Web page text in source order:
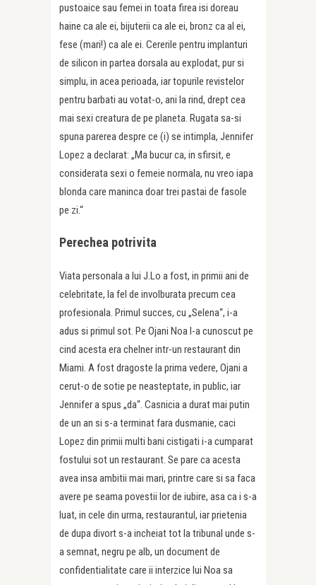
pustoaice sau femei in toata firea isi doreau
haine ca ale ei, bijuterii ca ale ei, bronz ca al ei,
fese (mari!) ca ale ei. Cererile pentru implanturi
de silicon in partea dorsala au explodat, pur si
simplu, in acea perioada, iar topurile revistelor
pentru barbati au votat-o, ani la rind, drept cea
mai sexi creatura de pe planeta. Rugata sa-si
spuna parerea despre ce (i) se intimpla, Jennifer
Lopez a declarat: „Ma bucur ca, in sfirsit, e
considerata sexi o femeie normala, nu vreo iapa
blonda care maninca doar trei pastai de fasole
pe zi.“
Perechea potrivita
Viata personala a lui J.Lo a fost, in primii ani de
celebritate, la fel de involburata precum cea
profesionala. Primul succes, cu „Selena“, i-a
adus si primul sot. Pe Ojani Noa l-a cunoscut pe
cind acesta era chelner intr-un restaurant din
Miami. A fost dragoste la prima vedere, Ojani a
cerut-o de sotie pe neasteptate, in public, iar
Jennifer a spus „da“. Casnicia a durat mai putin
de un an si s-a terminat fara dusmanie, caci
Lopez din primii multi bani cistigati i-a cumparat
fostului sot un restaurant. Se pare ca acesta
avea insa ambitii mai mari, printre care si sa faca
avere pe seama povestii lor de iubire, asa ca i s-a
luat, in cele din urma, restaurantul, iar prietenia
de dupa divort s-a incheiat tot la tribunal unde s-
a semnat, negru pe alb, un document de
confidentialitate care ii interzice lui Noa sa